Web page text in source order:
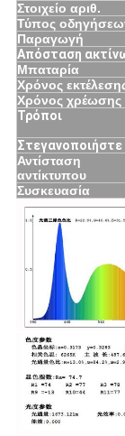
Στοιχείο αριθ.
Τύπος
Παραγωγή
Απόσταση
Μπαταρία
Χρόνος
Χρόνος χρέωσης
Τρόποι
Στεγανοποιήστε
Αντίσταση
αντίκτυπου
Συσκευασία